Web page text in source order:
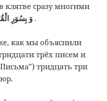
клятве сразу многими
وَ بِسُوَرِ .
как мы объяснили
трёх писем и
тридцать три